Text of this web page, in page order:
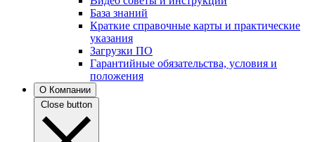
База знаний
Краткие справочные карты и практические
указания
Загрузки ПО
Гарантийные обязательства, условия и
положения
О Компании
Close button